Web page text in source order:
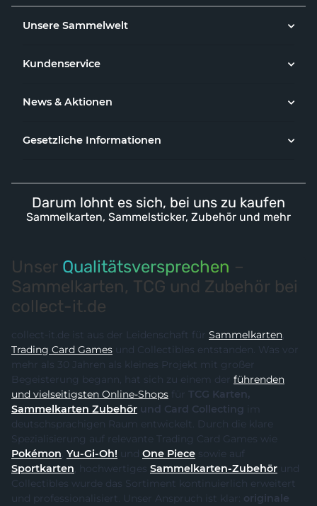
Unsere Sammelwelt
Kundenservice
News & Aktionen
Gesetzliche Informationen
Darum lohnt es sich, bei uns zu kaufen
Sammelkarten, Sammelsticker, Zubehör und mehr
Unser Qualitätsversprechen –
Sammelkarten, TCG und Zubehör bei
collect-it.de
collect-it.de ist aus der Leidenschaft für Sammelkarten,
Trading Card Games und Collectibles entstanden. Was vor
mehr als 30 Jahren als kleines Projekt mit großer
Begeisterung begann, hat sich zu einem der führenden
und vielseitigsten Online-Shops für TCG Karten,
Sammelkarten Zubehör und Card Collecting
im
deutschsprachigen Raum entwickelt. Durch die klare
Spezialisierung auf relevante Trading Card Games wie
Pokémon, Yu-Gi-Oh! und One Piece sowie auf
Sportkarten , hochwertiges Sammelkarten-Zubehör
Collectibles wurde das Sortiment kontinuierlich erweitert
und professionalisiert. Unser Anspruch ist klar: originale